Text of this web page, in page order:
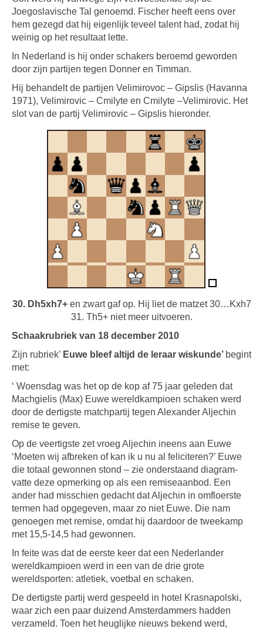
Joegoslavische Tal genoemd. Fischer heeft eens over
hem gezegd dat hij eigenlijk teveel talent had, zodat hij
weinig op het resultaat lette.
In Nederland is hij onder schakers beroemd geworden
door zijn partijen tegen Donner en Timman.
Hij behandelt de partijen Velimirovoc – Gipslis (Havanna
1971), Velimirovic – Cmilyte en Cmilyte –Velimirovic. Het
slot van de partij Velimirovic – Gipslis hieronder.
30. Dh5xh7+en zwart gaf op. Hij liet de matzet 30…Kxh7
31. Th5+ niet meer uitvoeren.
Schaakrubriek van 18 december 2010
Zijn rubriek’ Euwe bleef altijd de leraar wiskunde’ begint
met:
‘ Woensdag was het op de kop af 75 jaar geleden dat
Machgielis (Max) Euwe wereldkampioen schaken werd
door de dertigste matchpartij tegen Alexander Aljechin
remise te geven.
Op de veertigste zet vroeg Aljechin ineens aan Euwe
‘Moeten wij afbreken of kan ik u nu al feliciteren?’ Euwe
die totaal gewonnen stond – zie onderstaand diagram-
vatte deze opmerking op als een remiseaanbod. Een
ander had misschien gedacht dat Aljechin in omfloerste
termen had opgegeven, maar zo niet Euwe. Die nam
genoegen met remise, omdat hij daardoor de tweekamp
met 15,5-14,5 had gewonnen.
In feite was dat de eerste keer dat een Nederlander
wereldkampioen werd in een van de drie grote
wereldsporten: atletiek, voetbal en schaken.
De dertigste partij werd gespeeld in hotel Krasnapolski,
waar zich een paar duizend Amsterdammers hadden
verzameld. Toen het heuglijke nieuws bekend werd,